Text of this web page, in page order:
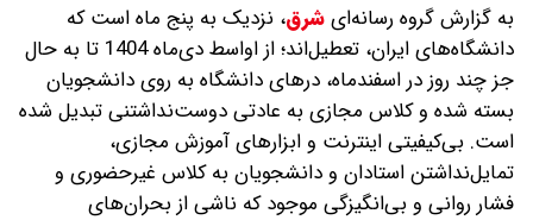
به گزارش گروه رسانه‌ایشرق، نزدیک به پنج ماه است که
دانشگاه‌های ایران، تعطیل‌اند؛ از اواسط دی‌ماه 1404 تا به‌ حال
جز چند روز در اسفندماه، درهای دانشگاه به روی دانشجویان
بسته شده و کلاس مجازی به عادتی دوست‌نداشتنی تبدیل شده
است. بی‌کیفیتی اینترنت و ابزارهای آموزش مجازی،
تمایل‌نداشتن استادان و دانشجویان به کلاس غیرحضوری و
فشار روانی و بی‌انگیزگی موجود که ناشی از بحران‌های